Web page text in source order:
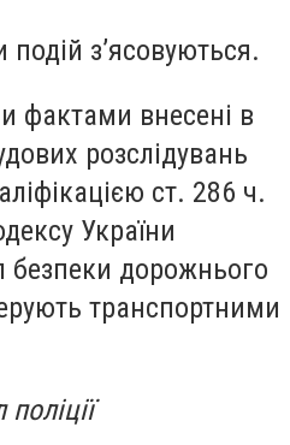
з’ясовуються.
фактами внесені в
розслідувань
ст. 286 ч.
України
дорожнього
транспортними